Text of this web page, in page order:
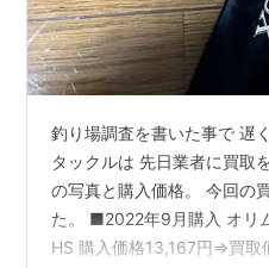
釣り場調査を書いた事で 遅
タックルは 先日業者に買取
の写真と購入価格。 今回の
た。 ■2022年9月購入 オリ
HS 購入価格13,167円⇒買